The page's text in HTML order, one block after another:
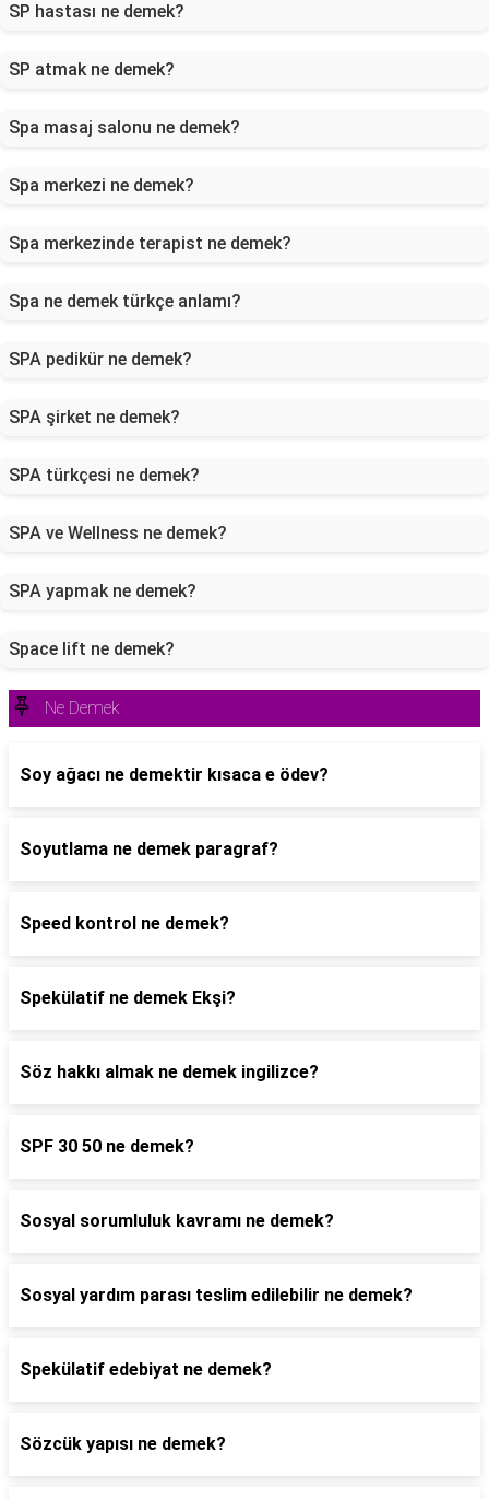
SP hastası ne demek?
SP atmak ne demek?
Spa masaj salonu ne demek?
Spa merkezi ne demek?
Spa merkezinde terapist ne demek?
Spa ne demek türkçe anlamı?
SPA pedikür ne demek?
SPA şirket ne demek?
SPA türkçesi ne demek?
SPA ve Wellness ne demek?
SPA yapmak ne demek?
Space lift ne demek?
Ne Demek
Soy ağacı ne demektir kısaca e ödev?
Soyutlama ne demek paragraf?
Speed kontrol ne demek?
Spekülatif ne demek Ekşi?
Söz hakkı almak ne demek ingilizce?
SPF 30 50 ne demek?
Sosyal sorumluluk kavramı ne demek?
Sosyal yardım parası teslim edilebilir ne demek?
Spekülatif edebiyat ne demek?
Sözcük yapısı ne demek?